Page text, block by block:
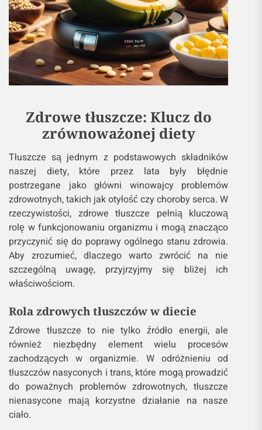
Zdrowe tłuszcze: Klucz do
zrównoważonej diety
Tłuszcze są jednym z podstawowych składników
naszej diety, które przez lata były błędnie
postrzegane jako główni winowajcy problemów
zdrowotnych, takich jak otyłość czy choroby serca. W
rzeczywistości, zdrowe tłuszcze pełnią kluczową
rolę w funkcjonowaniu organizmu i mogą znacząco
przyczynić się do poprawy ogólnego stanu zdrowia.
Aby zrozumieć, dlaczego warto zwrócić na nie
szczególną uwagę, przyjrzyjmy się bliżej ich
właściwościom.
Rola zdrowych tłuszczów w diecie
Zdrowe tłuszcze to nie tylko źródło energii, ale
również niezbędny element wielu procesów
zachodzących w organizmie. W odróżnieniu od
tłuszczów nasyconych i trans, które mogą prowadzić
do poważnych problemów zdrowotnych, tłuszcze
nienasycone mają korzystne działanie na nasze
ciało.